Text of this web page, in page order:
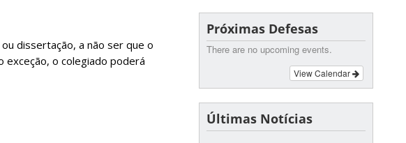
dissertação, a não ser que o
o colegiado poderá
Próximas Defesas
There are no upcoming events.
View Calendar
Últimas Notícias